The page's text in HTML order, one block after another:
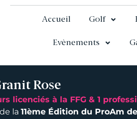
Accueil Golf
Evènements
Rose
à la FFG & 1
la 11ème Édition du ProAm